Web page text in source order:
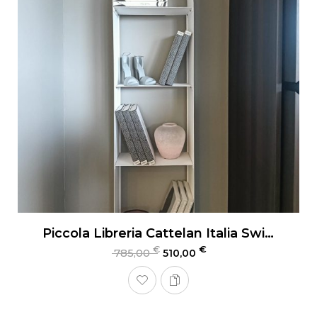
Piccola Libreria Cattelan Italia Swing
785,00€ 510,00 €